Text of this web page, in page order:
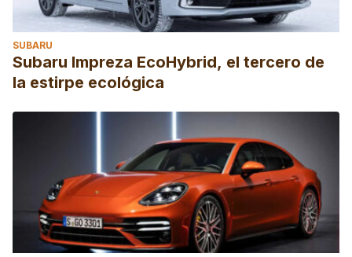
SUBARU
Subaru Impreza EcoHybrid, el tercero de
la estirpe ecológica